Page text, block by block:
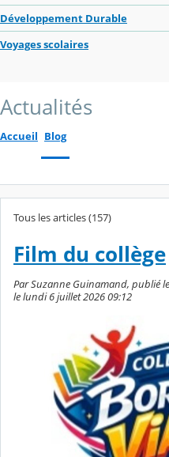
Développement Durable
Voyages scolaires
Actualités
Accueil Blog
Tous les articles (157)
Film du collège
Par Suzanne Guinamand, publié
le lundi 6 juillet 2026 09:12